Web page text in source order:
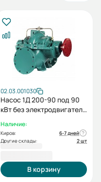
02.03.001030
Насос 1Д 200-90 под 90
кВт без электродвигателя
Наличие:
Киров:
6-7 дней
Другие склады:
2 шт
В корзину